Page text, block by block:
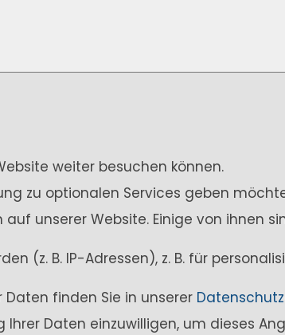
weiter besuchen können.
zu optionalen Services geben
unserer Website. Einige von ihnen
(z. B. IP-Adressen), z. B. für
finden Sie in unserer
Daten einzuwilligen, um dieses